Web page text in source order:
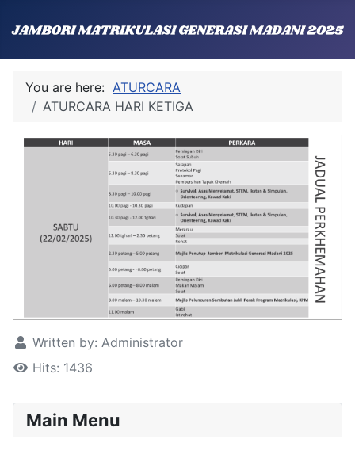
Main Menu
You are here: ATURCARA
ATURCARA HARI KETIGA
Written by: Administrator
Hits: 1436